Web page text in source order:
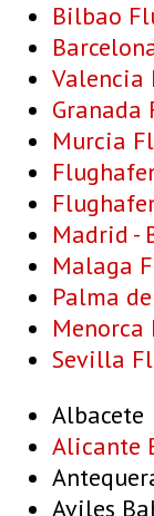
Bilbao
Valencia
Granada
Murcia
Madrid -
Malaga
Palma
Menorca
Sevilla
Albacete
Alicante
Aviles